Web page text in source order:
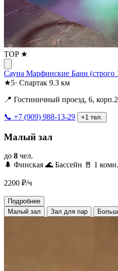
TOP ★
Сауна Марфинские Бани (строго
★5· Спартак 9.3 км
📍 Гостиничный проезд, 6, корп.2
📞 +7 (909) 988-13-29 +1 тел.
Малый зал
до 8 чел.
🌲 Финская 🌊 Бассейн 🚪 1 комн.
2200 ₽/ч
Подробнее
Малый зал
Зал для пар